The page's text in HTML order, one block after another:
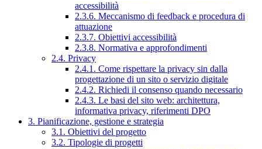
accessibilità
2.3.6. Meccanismo di feedback e procedura di
attuazione
2.3.7. Obiettivi accessibilità
2.3.8. Normativa e approfondimenti
2.4. Privacy
2.4.1. Come rispettare la privacy sin dalla
progettazione di un sito o servizio digitale
2.4.2. Richiedi il consenso quando necessario
2.4.3. Le basi del sito web: architettura,
informativa privacy, riferimenti DPO
3. Pianificazione, gestione e strategia
3.1. Obiettivi del progetto
3.2. Tipologie di progetti